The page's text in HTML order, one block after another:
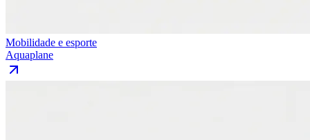
Mobilidade e esporte
Aquaplane